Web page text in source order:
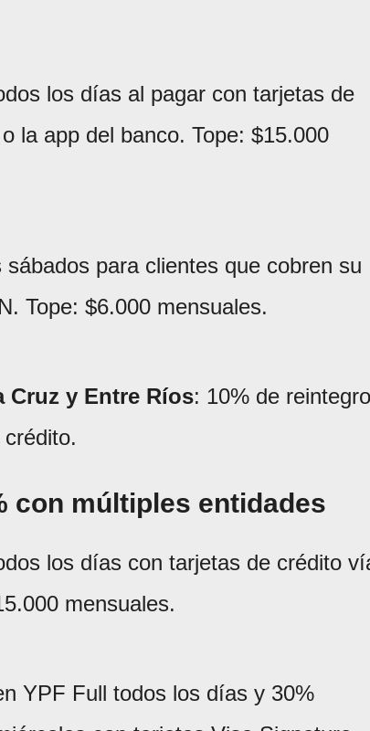
los días al pagar con tarjetas de
la app del banco. Tope: $15.000
para clientes que cobren su
Tope: $6.000 mensuales.
Cruz y Entre Ríos: 10% de reintegro
con múltiples entidades
los días con tarjetas de crédito
mensuales.
YPF Full todos los días y 30%